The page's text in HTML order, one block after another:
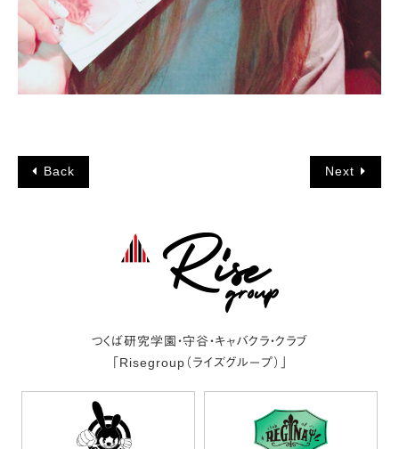
Back Next
つくば研究学園・守谷・キャバクラ・クラブ
「Risegroup（ライズグループ）」